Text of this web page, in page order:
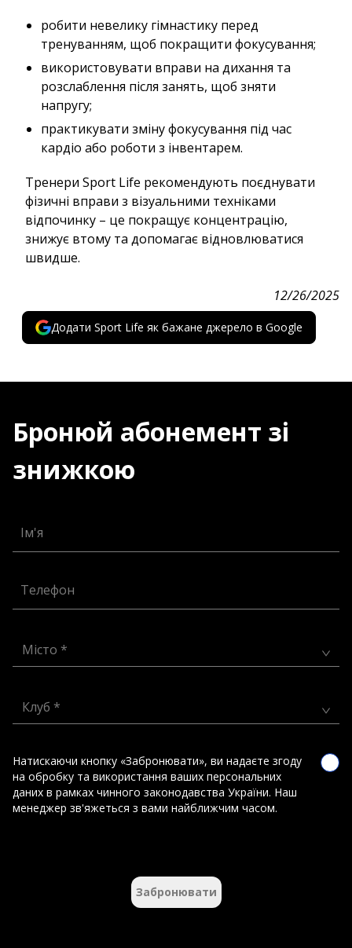
робити невелику гімнастику перед
тренуванням, щоб покращити фокусування;
використовувати вправи на дихання та
розслаблення після занять, щоб зняти
напругу;
практикувати зміну фокусування під час
кардіо або роботи з інвентарем.
Тренери Sport Life рекомендують поєднувати
фізичні вправи з візуальними техніками
відпочинку – це покращує концентрацію,
знижує втому та допомагає відновлюватися
швидше.
12/26/2025
Додати Sport Life як бажане джерело в Google
Бронюй абонемент зі
знижкою
Ім'я
Телефон
Місто *
Клуб *
Натискаючи кнопку «Забронювати», ви надаєте згоду
на обробку та використання ваших персональних
даних в рамках чинного законодавства України. Наш
менеджер зв'яжеться з вами найближчим часом.
Забронювати